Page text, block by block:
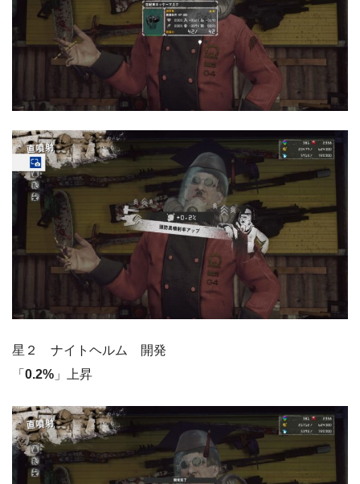
星２ ナイトヘルム 開発
「 0.2% 」上昇